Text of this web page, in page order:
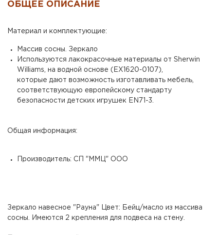
ОБЩЕЕ ОПИСАНИЕ
Материал и комплектующие:
Массив сосны. Зеркало
Используются лакокрасочные материалы от Sherwin
Williams, на водной основе (EX1620-0107),
которые дают возможность изготавливать мебель,
соответствующую европейскому стандарту
безопасности детских игрушек EN71-3.
Общая информация:
Производитель: СП "ММЦ" ООО
Зеркало навесное "Рауна" Цвет: Бейц/масло из массива
сосны. Имеются 2 крепления для подвеса на стену.